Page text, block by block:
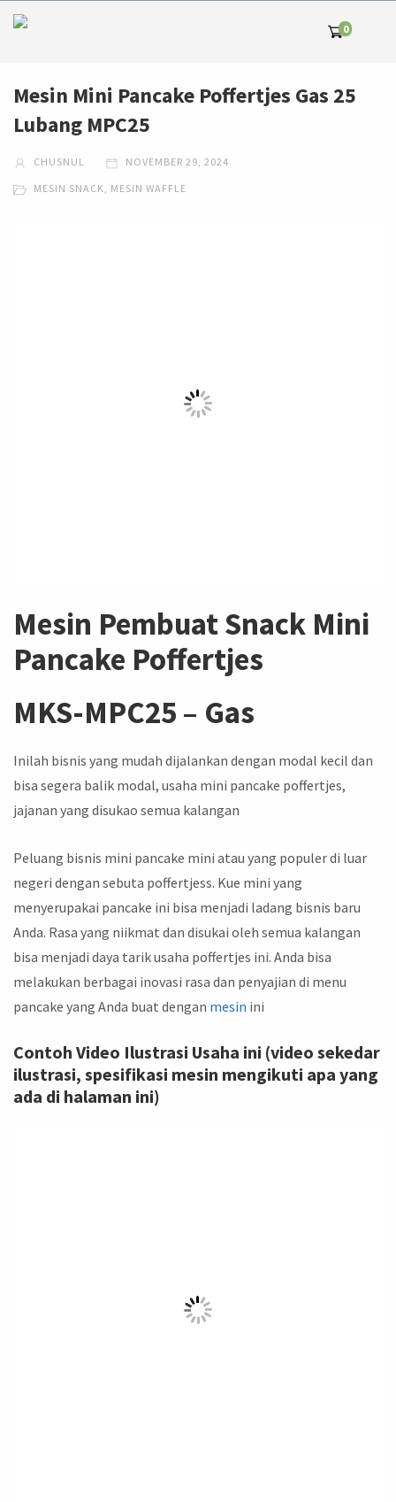
0
Mesin Mini Pancake Poffertjes Gas 25
Lubang MPC25
CHUSNUL NOVEMBER 29, 2024
MESIN SNACK, MESIN WAFFLE
Mesin Pembuat Snack Mini
Pancake Poffertjes
MKS-MPC25 – Gas
Inilah bisnis yang mudah dijalankan dengan modal kecil dan
bisa segera balik modal, usaha mini pancake poffertjes,
jajanan yang disukao semua kalangan
Peluang bisnis mini pancake mini atau yang populer di luar
negeri dengan sebuta poffertjess. Kue mini yang
menyerupakai pancake ini bisa menjadi ladang bisnis baru
Anda. Rasa yang niikmat dan disukai oleh semua kalangan
bisa menjadi daya tarik usaha poffertjes ini. Anda bisa
melakukan berbagai inovasi rasa dan penyajian di menu
pancake yang Anda buat dengan mesin ini
Contoh Video Ilustrasi Usaha ini (video sekedar
ilustrasi, spesifikasi mesin mengikuti apa yang
ada di halaman ini)